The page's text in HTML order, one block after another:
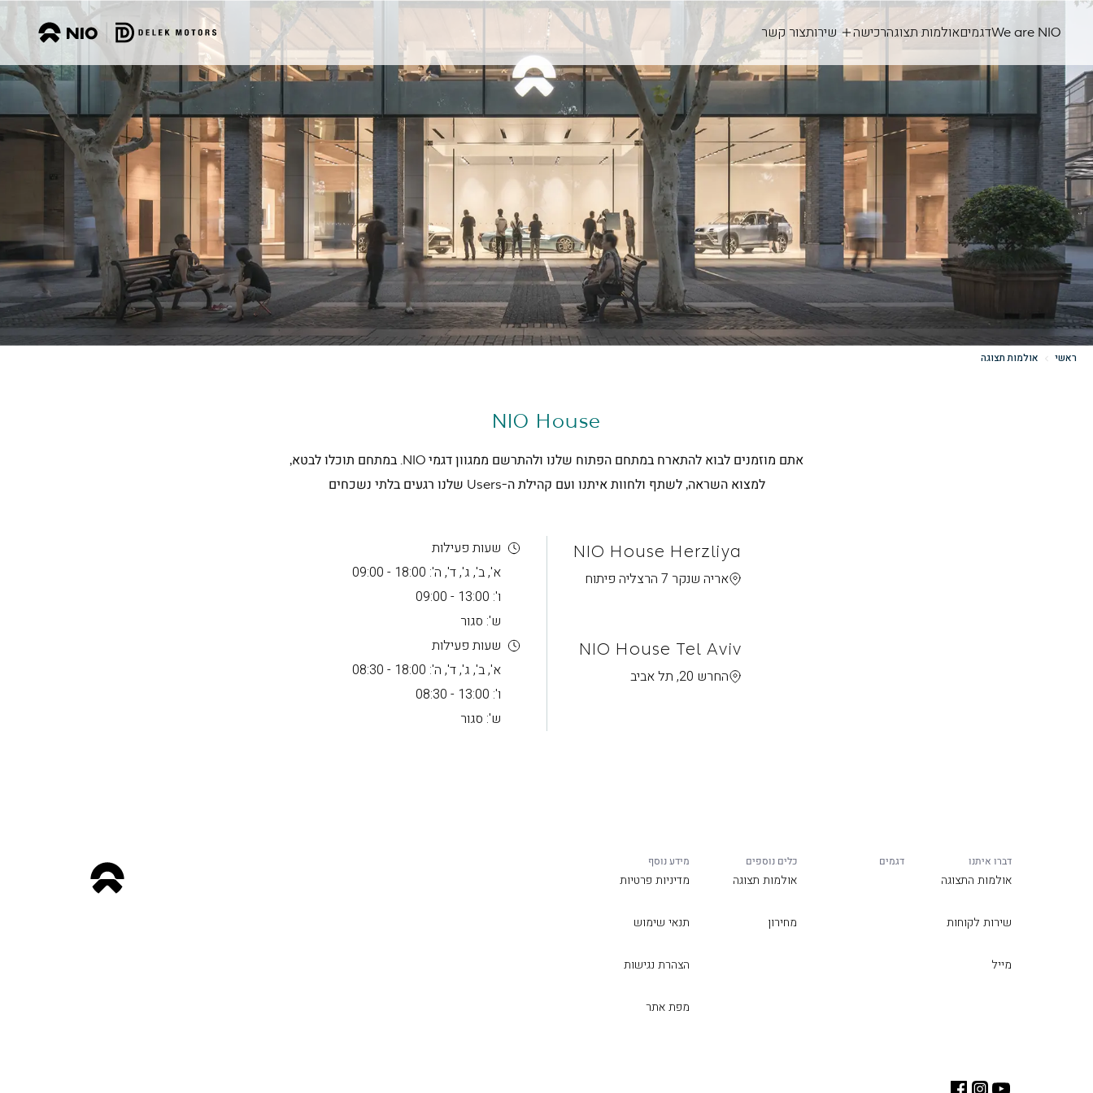
We are NIOדגמיםאולמות תצוגהרכישה שירותצור קשר
ראשי אולמות תצוגה
NIO House
אתם מוזמנים לבוא להתארח במתחם הפתוח שלנו ולהתרשם ממגוון דגמי NIO. במתחם תוכלו לבטא,
למצוא השראה, לשתף ולחוות איתנו ועם קהילת ה-Users שלנו רגעים בלתי נשכחים
NIO House Herzliya
אריה שנקר 7 הרצליה פיתוח
שעות פעילות
א', ב', ג', ד', ה': 18:00 - 09:00
ו': 13:00 - 09:00
ש': סגור
NIO House Tel Aviv
החרש 20, תל אביב
שעות פעילות
א', ב', ג', ד', ה': 18:00 - 08:30
ו': 13:00 - 08:30
ש': סגור
דברו איתנו
אולמות התצוגה
שירות לקוחות
מייל
דגמים כלים נוספים
אולמות תצוגה
מחירון
מידע נוסף
מדיניות פרטיות
תנאי שימוש
הצהרת נגישות
מפת אתר